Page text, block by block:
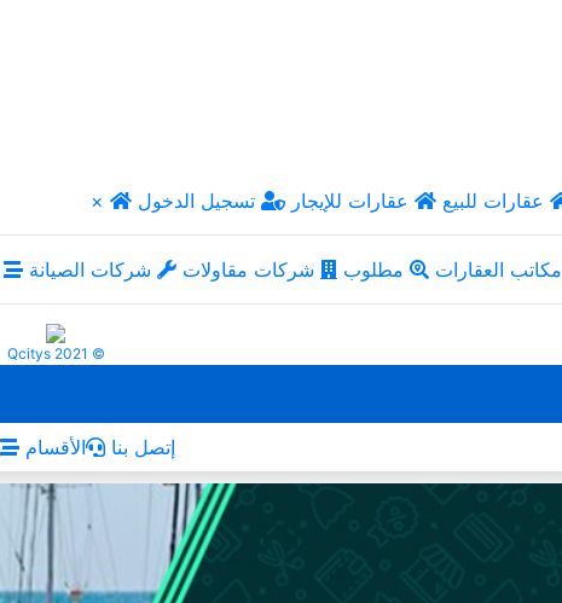
× عقارات للبيع عقارات للإيجار تسجيل الدخول
مكاتب العقارات مطلوب شركات مقاولات شركات الصيانة
Qcitys 2021 ©
الأقسام إتصل بنا